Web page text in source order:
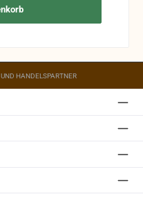
HANDELSPARTNER